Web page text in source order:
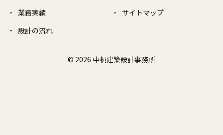
業務実績
設計の流れ
サイトマップ
© 2026 中桐建築設計事務所